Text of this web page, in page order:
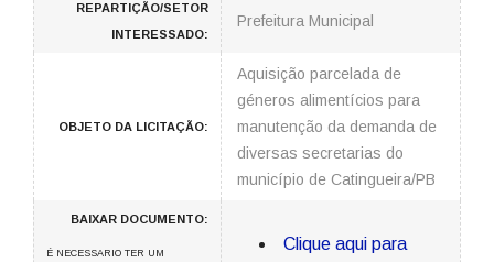
REPARTIÇÃO/SETOR
INTERESSADO:
Prefeitura Municipal
OBJETO DA LICITAÇÃO:
Aquisição parcelada de
géneros alimentícios para
manutenção da demanda de
diversas secretarias do
município de Catingueira/PB
BAIXAR DOCUMENTO:
É NECESSARIO TER UM
Clique aqui para